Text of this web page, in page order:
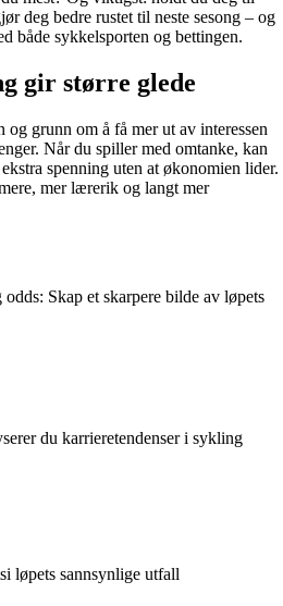
deg bedre rustet til neste sesong – og
både sykkelsporten og bettingen.
gir større glede
grunn om å få mer ut av interessen
Når du spiller med omtanke, kan
spenning uten at økonomien lider.
mer lærerik og langt mer
Skap et skarpere bilde av løpets
du karrieretendenser i sykling
løpets sannsynlige utfall